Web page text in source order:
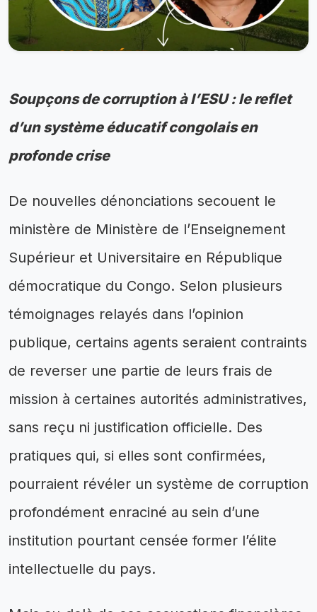
Soupçons de corruption à l’ESU : le reflet
d’un système éducatif congolais en
profonde crise
De nouvelles dénonciations secouent le
ministère de Ministère de l’Enseignement
Supérieur et Universitaire en République
démocratique du Congo. Selon plusieurs
témoignages relayés dans l’opinion
publique, certains agents seraient contraints
de reverser une partie de leurs frais de
mission à certaines autorités administratives,
sans reçu ni justification officielle. Des
pratiques qui, si elles sont confirmées,
pourraient révéler un système de corruption
profondément enraciné au sein d’une
institution pourtant censée former l’élite
intellectuelle du pays.